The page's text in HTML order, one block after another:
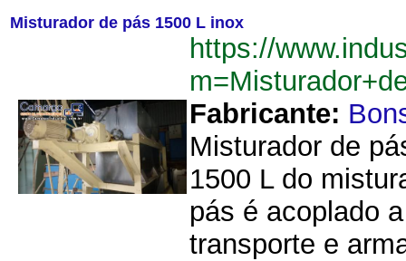
Misturador de pás 1500 L inox
https://
Fabricante:
Misturador de
1500 L do
pás é acoplado
transporte e